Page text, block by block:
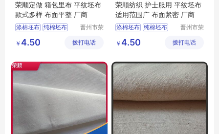
荣顺定做 箱包里布 平纹坯布
款式多样 布面平整 厂商
涤棉坯布 纯棉坯布
平纹坯布
晋州市荣
限公司
￥ 4.50 拨打电话
荣顺纺织 护士服用 平纹坯布
适用范围广 布面紧密 厂商
涤棉坯布 纯棉坯布
平纹坯布
晋州市荣
限公司
￥ 4.50 拨打电话